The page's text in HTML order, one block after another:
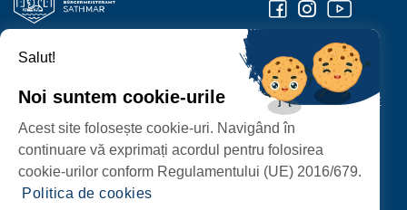
SCHUTZ DER PERSONENBEZOGENEN DATEN
BÜRGERMEISTERAMT DER STADT
P-ȚA 25 OCTOMBRIE, NR. 1 CORP M, 440026 SATU MARE
Salut!
Noi suntem cookie-urile
Acest site folosește cookie-uri. Navigând în
continuare vă exprimați acordul pentru folosirea
cookie-urilor conform Regulamentului (UE) 2016/679.
Politica de cookies